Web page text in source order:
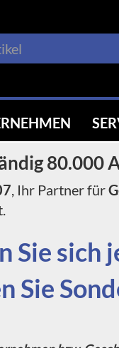
80.000
, Ihr Partner für
Sie sich
Sie